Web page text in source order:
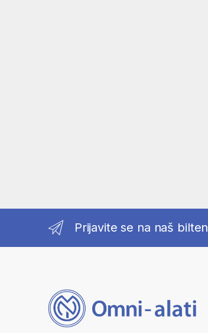
Prijavite se na naš bilten